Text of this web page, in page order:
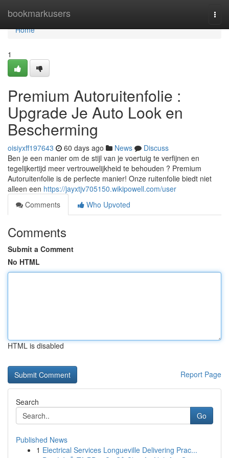
bookmarkusers
Home
Home
1
Premium Autoruitenfolie :
Upgrade Je Auto Look en
Bescherming
oisiyxff197643 60 days ago News
Discuss
Ben je een manier om de stijl van je voertuig te verfijnen en
tegelijkertijd meer vertrouwelijkheid te behouden ? Premium
Autoruitenfolie is de perfecte manier! Onze ruitenfolie biedt niet
alleen een https://jayxtjv705150.wikipowell.com/user
Comments
Who Upvoted
Comments
Submit a Comment
No HTML
HTML is disabled
Report Page
Search
Go
Published News
1 Electrical Services Longueville Delivering Prac...